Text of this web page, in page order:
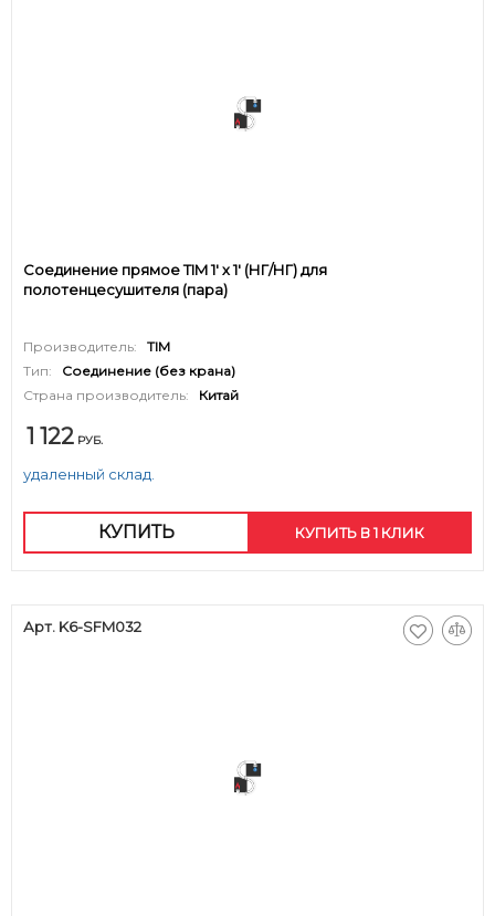
Соединение прямое TIM 1' х 1' (НГ/НГ) для
полотенцесушителя (пара)
Производитель:
TIM
Тип:
Соединение (без крана)
Страна производитель:
Китай
1 122 РУБ.
удаленный склад.
КУПИТЬ КУПИТЬ В 1 КЛИК
Арт. K6-SFM032